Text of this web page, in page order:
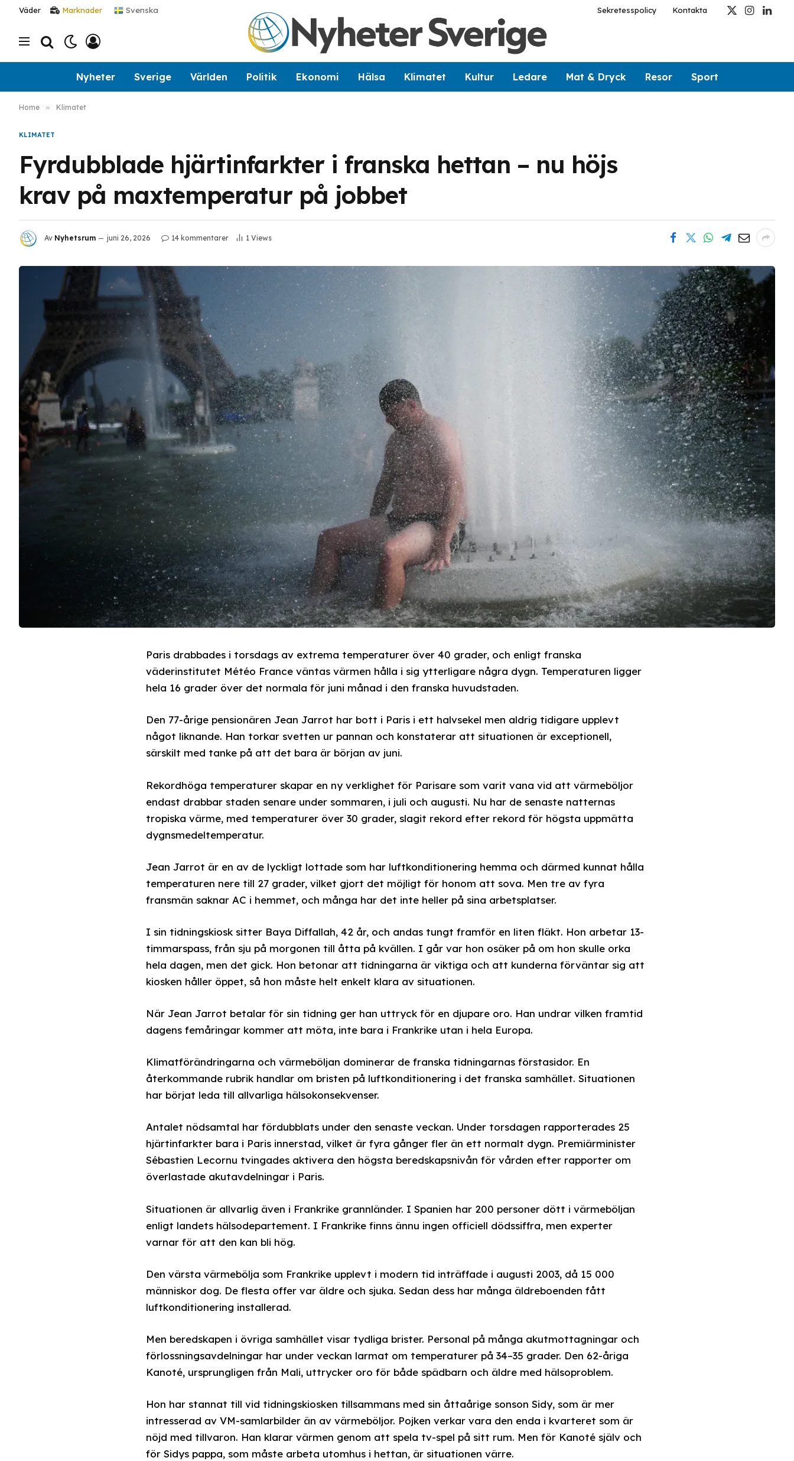
Väder Marknader Svenska Sekretesspolicy Kontakta
X
Instagram
Nyheter Sverige Världen Politik Ekonomi Hälsa Klimatet Kultur Ledare Mat & Dryck Resor Sport
Home » Klimatet
KLIMATET
Fyrdubblade hjärtinfarkter i franska hettan – nu höjs
krav på maxtemperatur på jobbet
Av Nyhetsrum juni 26, 2026 14 kommentarer 1 Views
Paris drabbades i torsdags av extrema temperaturer över 40 grader, och enligt franska
väderinstitutet Météo France väntas värmen hålla i sig ytterligare några dygn. Temperaturen ligger
hela 16 grader över det normala för juni månad i den franska huvudstaden.
Den 77-årige pensionären Jean Jarrot har bott i Paris i ett halvsekel men aldrig tidigare upplevt
något liknande. Han torkar svetten ur pannan och konstaterar att situationen är exceptionell,
särskilt med tanke på att det bara är början av juni.
Rekordhöga temperaturer skapar en ny verklighet för Parisare som varit vana vid att värmeböljor
endast drabbar staden senare under sommaren, i juli och augusti. Nu har de senaste natternas
tropiska värme, med temperaturer över 30 grader, slagit rekord efter rekord för högsta uppmätta
dygnsmedeltemperatur.
Jean Jarrot är en av de lyckligt lottade som har luftkonditionering hemma och därmed kunnat hålla
temperaturen nere till 27 grader, vilket gjort det möjligt för honom att sova. Men tre av fyra
fransmän saknar AC i hemmet, och många har det inte heller på sina arbetsplatser.
I sin tidningskiosk sitter Baya Diffallah, 42 år, och andas tungt framför en liten fläkt. Hon arbetar 13-
timmarspass, från sju på morgonen till åtta på kvällen. I går var hon osäker på om hon skulle orka
hela dagen, men det gick. Hon betonar att tidningarna är viktiga och att kunderna förväntar sig att
kiosken håller öppet, så hon måste helt enkelt klara av situationen.
När Jean Jarrot betalar för sin tidning ger han uttryck för en djupare oro. Han undrar vilken framtid
dagens femåringar kommer att möta, inte bara i Frankrike utan i hela Europa.
Klimatförändringarna och värmeböljan dominerar de franska tidningarnas förstasidor. En
återkommande rubrik handlar om bristen på luftkonditionering i det franska samhället. Situationen
har börjat leda till allvarliga hälsokonsekvenser.
Antalet nödsamtal har fördubblats under den senaste veckan. Under torsdagen rapporterades 25
hjärtinfarkter bara i Paris innerstad, vilket är fyra gånger fler än ett normalt dygn. Premiärminister
Sébastien Lecornu tvingades aktivera den högsta beredskapsnivån för vården efter rapporter om
överlastade akutavdelningar i Paris.
Situationen är allvarlig även i Frankrike grannländer. I Spanien har 200 personer dött i värmeböljan
enligt landets hälsodepartement. I Frankrike finns ännu ingen officiell dödssiffra, men experter
varnar för att den kan bli hög.
Den värsta värmebölja som Frankrike upplevt i modern tid inträffade i augusti 2003, då 15 000
människor dog. De flesta offer var äldre och sjuka. Sedan dess har många äldreboenden fått
luftkonditionering installerad.
Men beredskapen i övriga samhället visar tydliga brister. Personal på många akutmottagningar och
förlossningsavdelningar har under veckan larmat om temperaturer på 34–35 grader. Den 62-åriga
Kanoté, ursprungligen från Mali, uttrycker oro för både spädbarn och äldre med hälsoproblem.
Hon har stannat till vid tidningskiosken tillsammans med sin åttaårige sonson Sidy, som är mer
intresserad av VM-samlarbilder än av värmeböljor. Pojken verkar vara den enda i kvarteret som är
nöjd med tillvaron. Han klarar värmen genom att spela tv-spel på sitt rum. Men för Kanoté själv och
för Sidys pappa, som måste arbeta utomhus i hettan, är situationen värre.